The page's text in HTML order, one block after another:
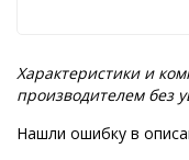
Характеристики и
производителем без
Нашли ошибку в